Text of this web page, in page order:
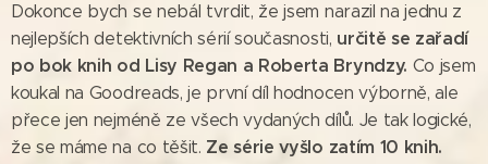
Dokonce bych se nebál tvrdit, že jsem narazil na jednu z
nejlepších detektivních sérií současnosti, určitě se zařadí
po bok knih od Lisy Regan a Roberta Bryndzy. Co jsem
koukal na Goodreads, je první díl hodnocen výborně, ale
přece jen nejméně ze všech vydaných dílů. Je tak logické,
že se máme na co těšit. Ze série vyšlo zatím 10 knih.